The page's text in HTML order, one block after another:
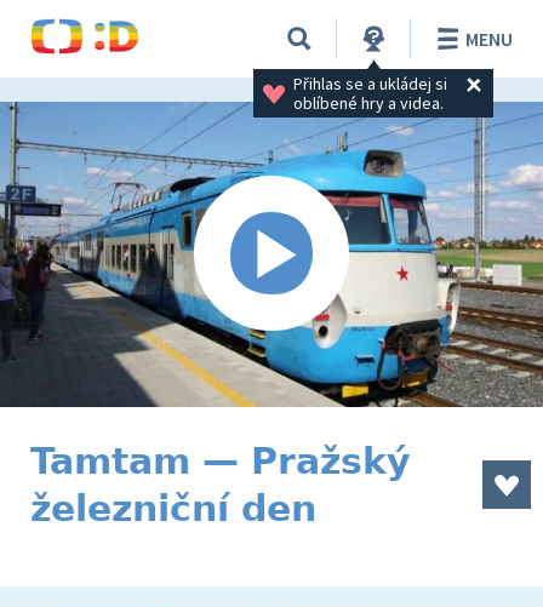
Přihlas se a ukládej si
oblíbené hry a videa.
MENU
Tamtam — Pražský
železniční den